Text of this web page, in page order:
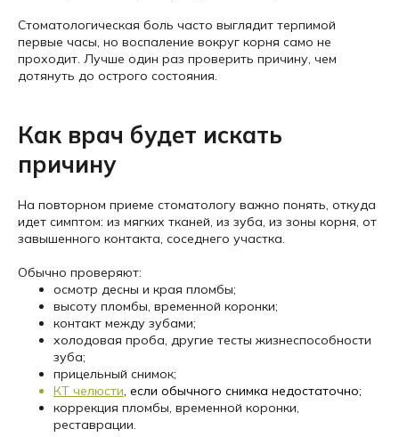
Стоматологическая боль часто выглядит терпимой
первые часы, но воспаление вокруг корня само не
проходит. Лучше один раз проверить причину, чем
дотянуть до острого состояния.
Как врач будет искать
причину
На повторном приеме стоматологу важно понять, откуда
идет симптом: из мягких тканей, из зуба, из зоны корня, от
завышенного контакта, соседнего участка.
Обычно проверяют:
осмотр десны и края пломбы;
высоту пломбы, временной коронки;
контакт между зубами;
холодовая проба, другие тесты жизнеспособности
зуба;
прицельный снимок;
КТ челюсти , если обычного снимка недостаточно;
коррекция пломбы, временной коронки,
реставрации.